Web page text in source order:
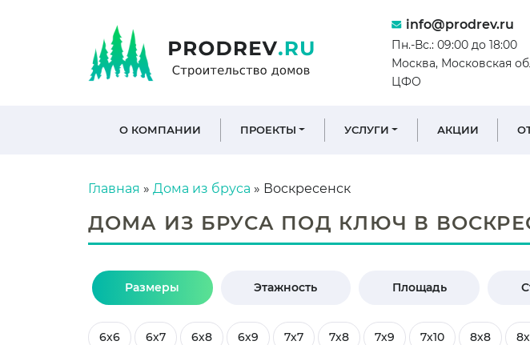
info@prodrev.ru
Пн.-Вс.: 09:00 до 18:00
Москва, Московская
ЦФО
О КОМПАНИИ ПРОЕКТЫ УСЛУГИ АКЦИИ
Главная » Дома из бруса » Воскресенск
ДОМА ИЗ БРУСА ПОД КЛЮЧ В
Размеры Этажность Площадь
6х6 6х7 6х8 6х9 7х7 7х8 7х9 7х10 8х8